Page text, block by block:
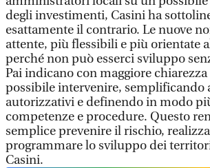
degli investimenti, Casini ha
esattamente il contrario. Le nuove
attente, più flessibili e più orientate
perché non può esserci sviluppo
Pai indicano con maggiore chiarezza
possibile intervenire, semplificando
autorizzativi e definendo in modo
competenze e procedure. Questo
semplice prevenire il rischio,
programmare lo sviluppo dei
Casini.